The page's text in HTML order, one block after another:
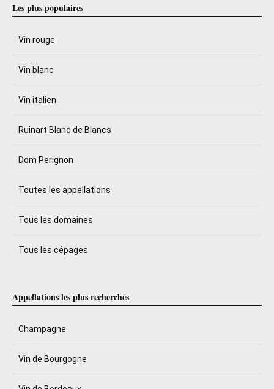
Les plus populaires
Vin rouge
Vin blanc
Vin italien
Ruinart Blanc de Blancs
Dom Perignon
Toutes les appellations
Tous les domaines
Tous les cépages
Appellations les plus recherchés
Champagne
Vin de Bourgogne